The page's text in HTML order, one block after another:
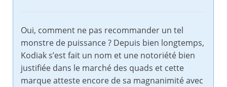
Oui, comment ne pas recommander un tel
monstre de puissance ? Depuis bien longtemps,
Kodiak s’est fait un nom et une notoriété bien
justifiée dans le marché des quads et cette
marque atteste encore de sa magnanimité avec